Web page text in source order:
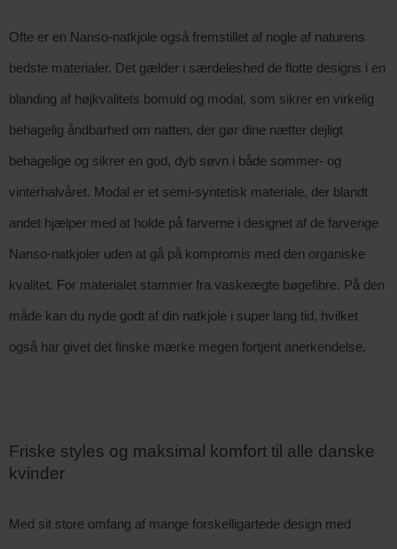
Ofte er en Nanso-natkjole også fremstillet af nogle af naturens
bedste materialer. Det gælder i særdeleshed de flotte designs i en
blanding af højkvalitets bomuld og modal, som sikrer en virkelig
behagelig åndbarhed om natten, der gør dine nætter dejligt
behagelige og sikrer en god, dyb søvn i både sommer- og
vinterhalvåret. Modal er et semi-syntetisk materiale, der blandt
andet hjælper med at holde på farverne i designet af de farverige
Nanso-natkjoler uden at gå på kompromis med den organiske
kvalitet. For materialet stammer fra vaskeægte bøgefibre. På den
måde kan du nyde godt af din natkjole i super lang tid, hvilket
også har givet det finske mærke megen fortjent anerkendelse.
Friske styles og maksimal komfort til alle danske
kvinder
Med sit store omfang af mange forskelligartede design med